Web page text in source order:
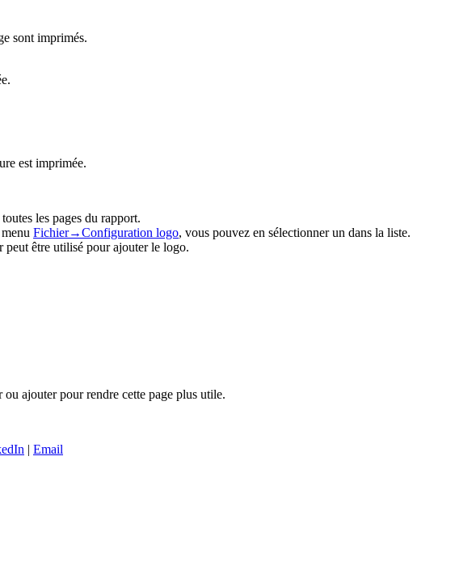
sont imprimés.
est imprimée.
les pages du rapport.
Fichier→Configuration logo, vous pouvez en sélectionner un dans la liste.
être utilisé pour ajouter le logo.
ajouter pour rendre cette page plus utile.
| Email